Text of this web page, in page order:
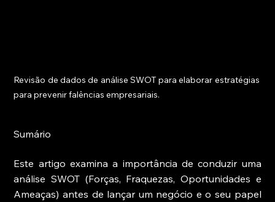
Revisão de dados de análise SWOT para elaborar estratégias
para prevenir falências empresariais.
Sumário
Este artigo examina a importância de conduzir uma
análise SWOT (Forças, Fraquezas, Oportunidades e
Ameaças) antes de lançar um negócio e o seu papel